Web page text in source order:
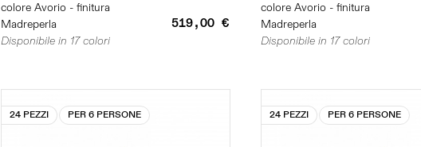
colore Avorio - finitura
Madreperla
519,00 €
Disponibile in 17 colori
colore Avorio - finitura
Madreperla
Disponibile in 17 colori
24 PEZZI PER 6 PERSONE 24 PEZZI PER 6 PERSONE